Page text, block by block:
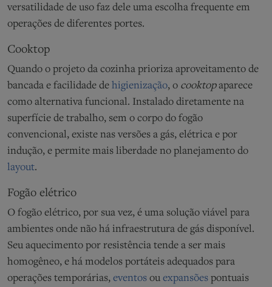
versatilidade de uso faz dele uma escolha frequente em
operações de diferentes portes.
Cooktop
Quando o projeto da cozinha prioriza aproveitamento de
bancada e facilidade de higienização, o cooktopaparece
como alternativa funcional. Instalado diretamente na
superfície de trabalho, sem o corpo do fogão
convencional, existe nas versões a gás, elétrica e por
indução, e permite mais liberdade no planejamento do
layout.
Fogão elétrico
O fogão elétrico, por sua vez, é uma solução viável para
ambientes onde não há infraestrutura de gás disponível.
Seu aquecimento por resistência tende a ser mais
homogêneo, e há modelos portáteis adequados para
operações temporárias, eventos ou expansões pontuais